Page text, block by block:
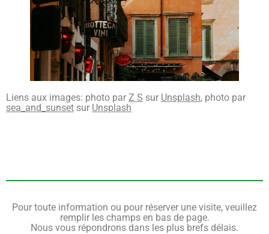
Liens aux images: photo par Z S sur Unsplash, photo par
sea_and_sunset sur Unsplash
Pour toute information ou pour réserver une visite, veuillez
remplir les champs en bas de page.
Nous vous répondrons dans les plus brefs délais.